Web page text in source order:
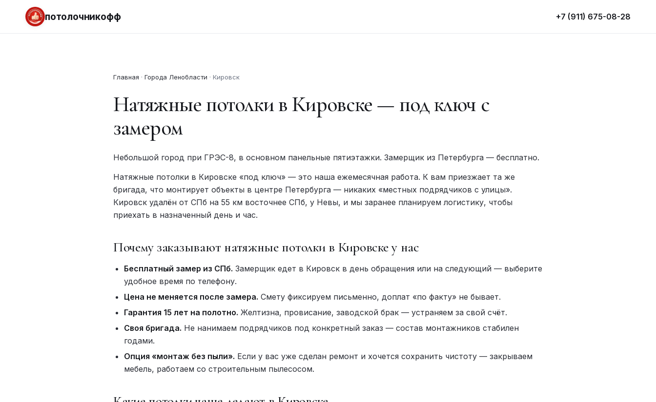
потолочникофф +7 (911) 675-08-28
Главная · Города Ленобласти · Кировск
Натяжные потолки в Кировске — под ключ с
замером
Небольшой город при ГРЭС-8, в основном панельные пятиэтажки. Замерщик из Петербурга — бесплатно.
Натяжные потолки в Кировске «под ключ» — это наша ежемесячная работа. К вам приезжает та же
бригада, что монтирует объекты в центре Петербурга — никаких «местных подрядчиков с улицы».
Кировск удалён от СПб на 55 км восточнее СПб, у Невы, и мы заранее планируем логистику, чтобы
приехать в назначенный день и час.
Почему заказывают натяжные потолки в Кировске у нас
Бесплатный замер из СПб. Замерщик едет в Кировск в день обращения или на следующий — выберите
удобное время по телефону.
Цена не меняется после замера. Смету фиксируем письменно, доплат «по факту» не бывает.
Гарантия 15 лет на полотно. Желтизна, провисание, заводской брак — устраняем за свой счёт.
Своя бригада. Не нанимаем подрядчиков под конкретный заказ — состав монтажников стабилен
годами.
Опция «монтаж без пыли». Если у вас уже сделан ремонт и хочется сохранить чистоту — закрываем
мебель, работаем со строительным пылесосом.